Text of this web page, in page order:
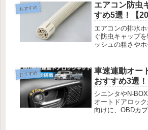
おすすめ
エアコン防虫
すめ5選！【
エアコンの排水
ぐ防虫キャップ
ッシュの粗さや
集めました。
おすすめ
車速連動オー
おすすめ3選！
シエンタやN-
オートドアロッ
向けに、OBDカ